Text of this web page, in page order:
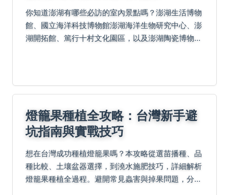
你知道澎湖有哪些必訪的室內景點嗎？澎湖生活博物
館、國立海洋科技博物館澎湖海洋生物研究中心、澎
湖開拓館、篤行十村文化園區，以及澎湖陶瓷博物館
燈籠果種植全攻略：台灣新手避
坑指南與實戰技巧
想在台灣成功種植燈籠果嗎？本攻略從選苗播種、品
種比較、土壤盆器選擇，到澆水施肥技巧，詳細解析
燈籠果種植全過程。避開常見蟲害與掉果問題，分享